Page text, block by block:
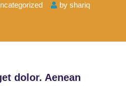
by shariq
dolor. Aenean